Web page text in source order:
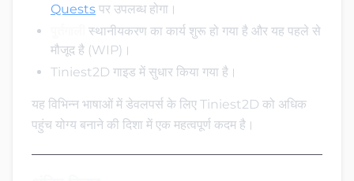
Quests पर उपलब्ध होगा।
स्थानीयकरण का कार्य शुरू हो गया है और यह पहले से
मौजूद है (WIP)।
Tiniest2D गाइड में सुधार किया गया है।
यह विभिन्न भाषाओं में डेवलपर्स के लिए Tiniest2D को अधिक
पहुंच योग्य बनाने की दिशा में एक महत्वपूर्ण कदम है।